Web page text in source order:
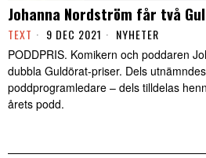
Johanna Nordström får två
TEXT 9 DEC 2021 NYHETER
PODDPRIS. Komikern och poddaren
dubbla Guldörat-priser. Dels
poddprogramledare – dels tilldelas
årets podd.